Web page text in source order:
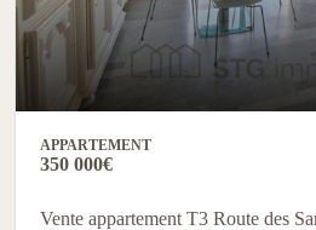
APPARTEMENT
350 000€
Vente appartement T3 Route des